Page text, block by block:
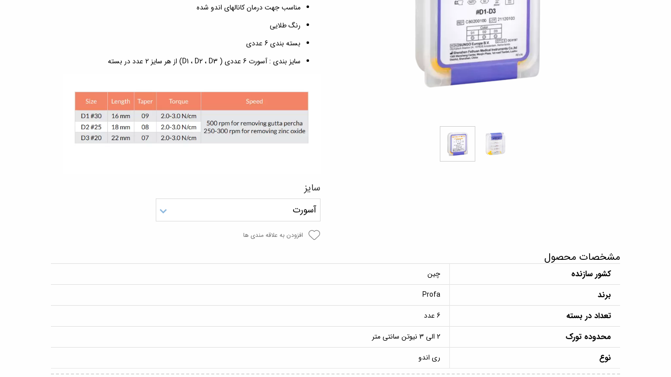
مناسب جهت درمان کانالهای اندو شده
رنگ طلایی
بسته بندی 6 عددی
سایز بندی : آسورت 6 عددی ( D1 ، D2 ، D3) از هر سایز 2 عدد در بسته
سایز
آسورت
افزودن به علاقه مندی ها
مشخصات محصول
کشور سازنده چین
برند Profa
تعداد در بسته 6 عدد
محدوده تورک 2 الی 3 نیوتن سانتی متر
نوع ری اندو